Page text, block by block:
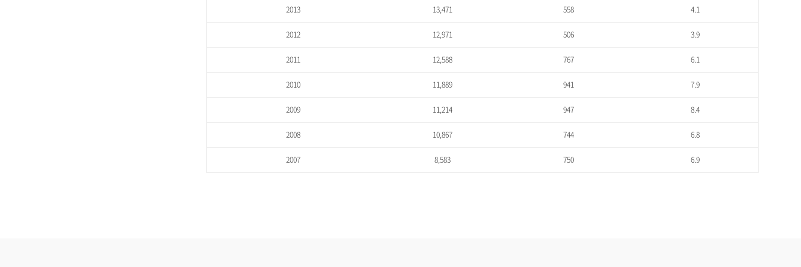
2013 13,471 558 4.1
2012 12,971 506 3.9
2011 12,588 767 6.1
2010 11,889 941 7.9
2009 11,214 947 8.4
2008 10,867 744 6.8
2007 8,583 750 6.9